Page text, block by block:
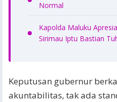
Normal
Kapolda Maluku
Sirimau Iptu Bastian
Keputusan gubernur
akuntabilitas, tak ada